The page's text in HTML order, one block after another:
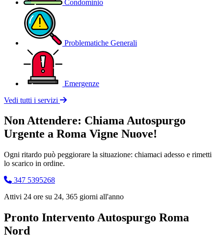
Condominio
Problematiche Generali
Emergenze
Vedi tutti i servizi
Non Attendere: Chiama Autospurgo
Urgente a Roma Vigne Nuove!
Ogni ritardo può peggiorare la situazione: chiamaci adesso e rimetti
lo scarico in ordine.
347 5395268
Attivi 24 ore su 24, 365 giorni all'anno
Pronto Intervento Autospurgo Roma
Nord